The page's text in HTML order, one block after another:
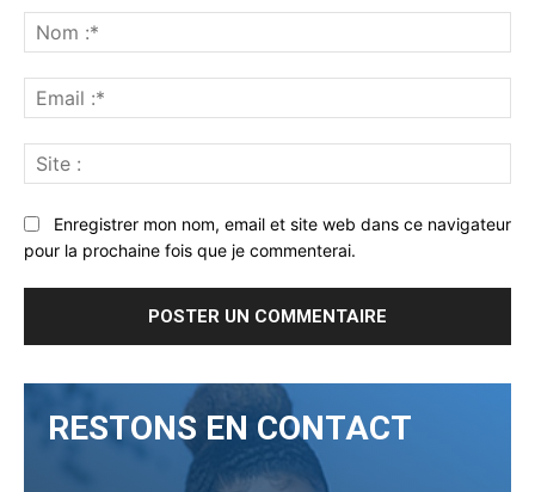
:*
:*
:
Enregistrer mon nom, email et site web dans ce navigateur
pour la prochaine fois que je commenterai.
RESTONS EN CONTACT